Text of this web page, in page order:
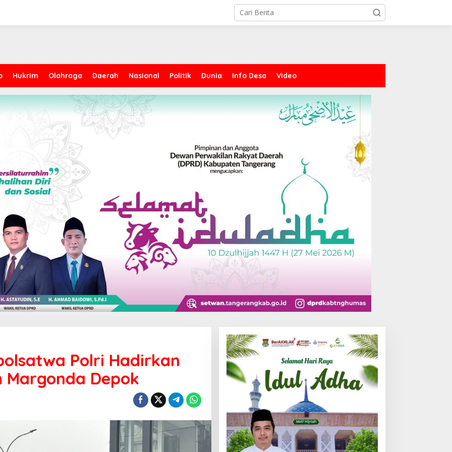
Hukrim Olahraga Daerah Nasional Politik Dunia Info Desa Video
Polri Hadirkan
Margonda Depok